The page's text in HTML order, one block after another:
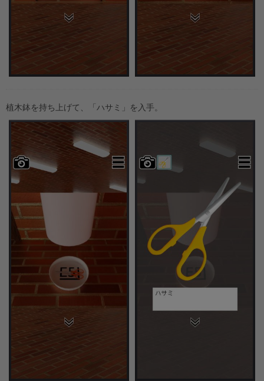
植木鉢を持ち上げて、「ハサミ」を入手。